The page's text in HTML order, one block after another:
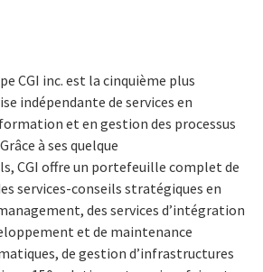
CGI inc. est la cinquième plus
indépendante de services en
et en gestion des processus
à ses quelque
CGI offre un portefeuille complet de
services-conseils stratégiques en
des services d’intégration
et de maintenance
de gestion d’infrastructures